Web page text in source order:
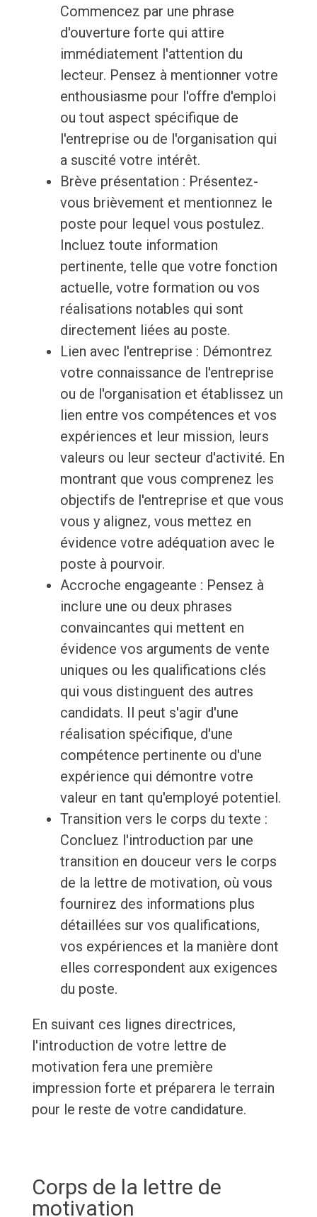
Commencez par une phrase
d'ouverture forte qui attire
immédiatement l'attention du
lecteur. Pensez à mentionner votre
enthousiasme pour l'offre d'emploi
ou tout aspect spécifique de
l'entreprise ou de l'organisation qui
a suscité votre intérêt.
Brève présentation : Présentez-
vous brièvement et mentionnez le
poste pour lequel vous postulez.
Incluez toute information
pertinente, telle que votre fonction
actuelle, votre formation ou vos
réalisations notables qui sont
directement liées au poste.
Lien avec l'entreprise : Démontrez
votre connaissance de l'entreprise
ou de l'organisation et établissez un
lien entre vos compétences et vos
expériences et leur mission, leurs
valeurs ou leur secteur d'activité. En
montrant que vous comprenez les
objectifs de l'entreprise et que vous
vous y alignez, vous mettez en
évidence votre adéquation avec le
poste à pourvoir.
Accroche engageante : Pensez à
inclure une ou deux phrases
convaincantes qui mettent en
évidence vos arguments de vente
uniques ou les qualifications clés
qui vous distinguent des autres
candidats. Il peut s'agir d'une
réalisation spécifique, d'une
compétence pertinente ou d'une
expérience qui démontre votre
valeur en tant qu'employé potentiel.
Transition vers le corps du texte :
Concluez l'introduction par une
transition en douceur vers le corps
de la lettre de motivation, où vous
fournirez des informations plus
détaillées sur vos qualifications,
vos expériences et la manière dont
elles correspondent aux exigences
du poste.
En suivant ces lignes directrices,
l'introduction de votre lettre de
motivation fera une première
impression forte et préparera le terrain
pour le reste de votre candidature.
Corps de la lettre de
motivation